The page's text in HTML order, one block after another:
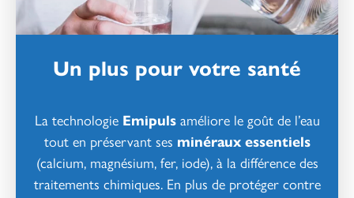
Un plus pour votre santé
La technologie Emipulsaméliore le goût de l’eau
tout en préservant ses minéraux essentiels
(calcium, magnésium, fer, iode), à la différence des
traitements chimiques. En plus de protéger contre